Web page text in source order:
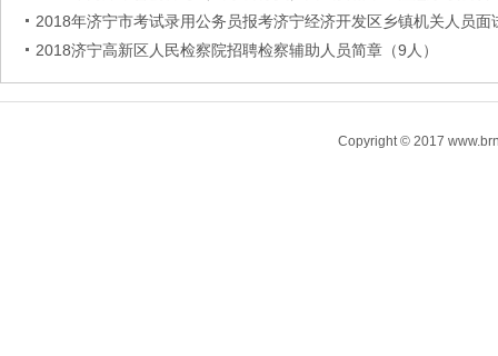
2018年济宁市考试录用公务员报考济宁经济开发区乡镇机关人员面
2018济宁高新区人民检察院招聘检察辅助人员简章（9人）
Copyright © 2017